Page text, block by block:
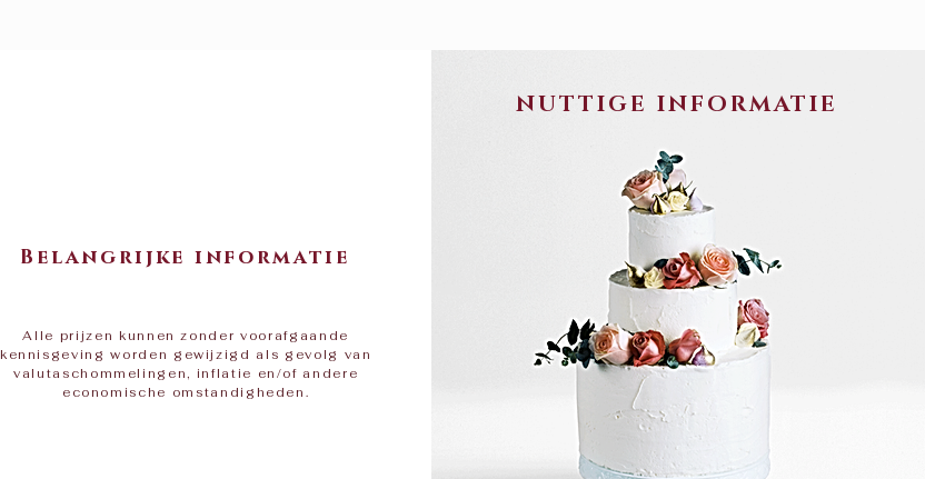
Belangrijke informatie
Alle prijzen kunnen zonder voorafgaande
kennisgeving worden gewijzigd als gevolg van
valutaschommelingen, inflatie en/of andere
economische omstandigheden.​
NUTTIGE INFORMATIE